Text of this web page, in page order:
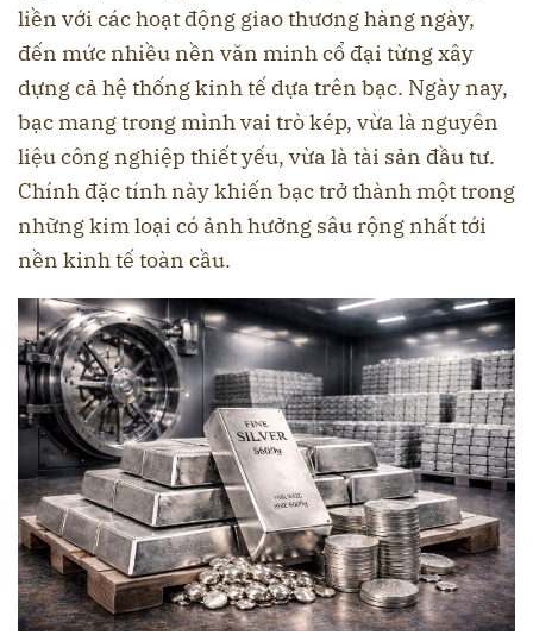
liền với các hoạt động giao thương hàng ngày,
đến mức nhiều nền văn minh cổ đại từng xây
dựng cả hệ thống kinh tế dựa trên bạc. Ngày nay,
bạc mang trong mình vai trò kép, vừa là nguyên
liệu công nghiệp thiết yếu, vừa là tài sản đầu tư.
Chính đặc tính này khiến bạc trở thành một trong
những kim loại có ảnh hưởng sâu rộng nhất tới
nền kinh tế toàn cầu.